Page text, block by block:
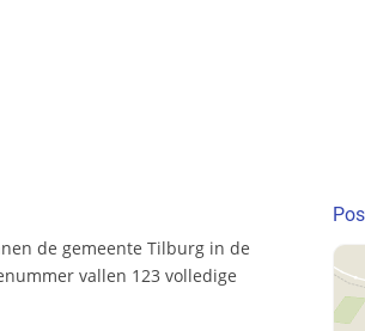
de gemeente Tilburg in de
vallen 123 volledige